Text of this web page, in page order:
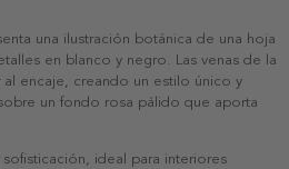
una ilustración botánica de una hoja
en blanco y negro. Las venas de la
encaje, creando un estilo único y
un fondo rosa pálido que aporta
ideal para interiores